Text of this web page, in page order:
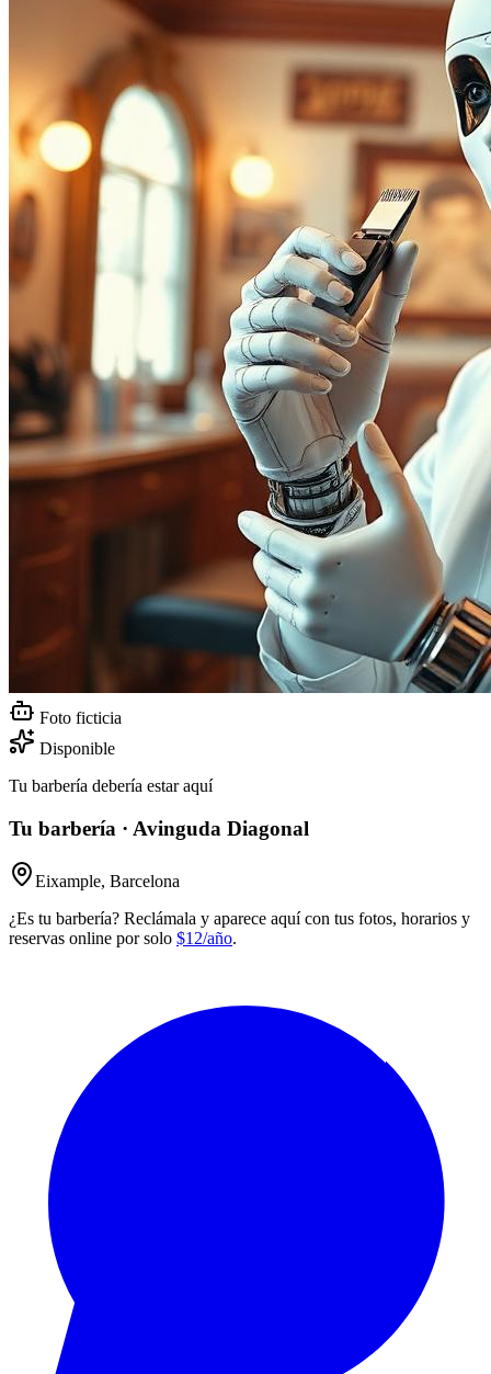
Foto ficticia
Disponible
Tu barbería debería estar aquí
Tu barbería · Avinguda Diagonal
Eixample, Barcelona
¿Es tu barbería? Reclámala y aparece aquí con tus fotos, horarios y
reservas online por solo $12/año.